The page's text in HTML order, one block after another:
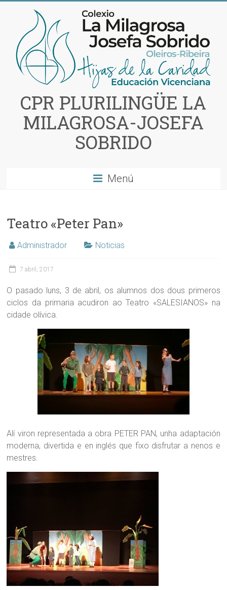
contenido
CPR PLURILINGÜE LA
MILAGROSA-JOSEFA
SOBRIDO
Menú
Teatro «Peter Pan»
Administrador Noticias
7 abril, 2017
O pasado luns, 3 de abril, os alumnos dos dous primeros
ciclos da primaria acudiron ao Teatro «SALESIANOS» na
cidade olívica.
Alí viron representada a obra PETER PAN, unha adaptación
moderna, divertida e en inglés que fixo disfrutar a nenos e
mestres.